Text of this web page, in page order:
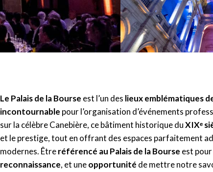
Le Palais de la Bourse est l’un des lieux emblématiques
incontournable pour l’organisation d’événements
sur la célèbre Canebière, ce bâtiment historique duXIXᵉ
et le prestige, tout en offrant des espaces parfaitement
modernes. Êtreréférencé au Palais de la Bourse est pour
reconnaissance, et uneopportunité de mettre notre